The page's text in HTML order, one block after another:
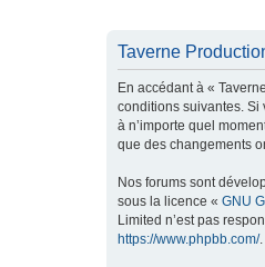
Taverne
En accédant à «
conditions suivantes. Si
à n’importe quel
que des changements
Nos forums sont
sous la licence « GNU
Limited n’est pas
https://www.phpbb.com/.